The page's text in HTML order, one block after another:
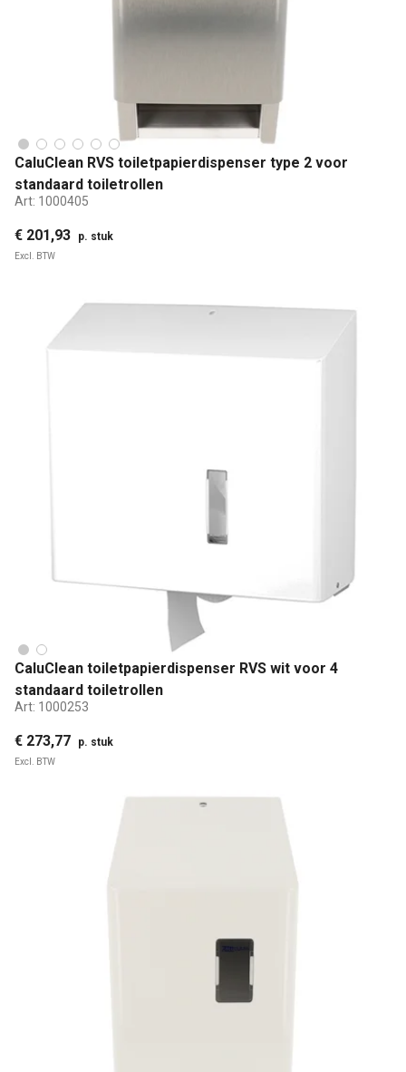
CaluClean RVS toiletpapierdispenser type 2 voor
standaard toiletrollen
Art: 1000405
€ 201,93 p. stuk
Excl. BTW
CaluClean toiletpapierdispenser RVS wit voor 4
standaard toiletrollen
Art: 1000253
€ 273,77 p. stuk
Excl. BTW